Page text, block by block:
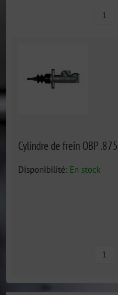
Cylindre de frein OBP .875
Disponibilité: En stock